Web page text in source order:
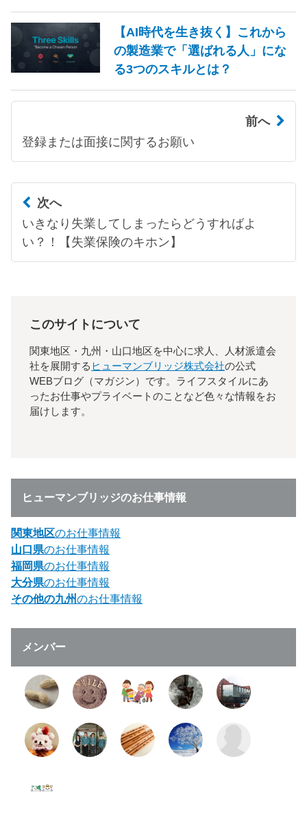
【AI時代を生き抜く】これから
の製造業で「選ばれる人」にな
る3つのスキルとは？
前へ
登録または面接に関するお願い
次へ
いきなり失業してしまったらどうすればよ
い？！【失業保険のキホン】
このサイトについて
関東地区・九州・山口地区を中心に求人、人材派遣会
社を展開する ヒューマンブリッジ株式会社の公式
WEBブログ（マガジン）です。ライフスタイルにあ
ったお仕事やプライベートのことなど色々な情報をお
届けします。
ヒューマンブリッジのお仕事情報
関東地区のお仕事情報
山口県のお仕事情報
福岡県のお仕事情報
大分県のお仕事情報
その他の九州のお仕事情報
メンバー